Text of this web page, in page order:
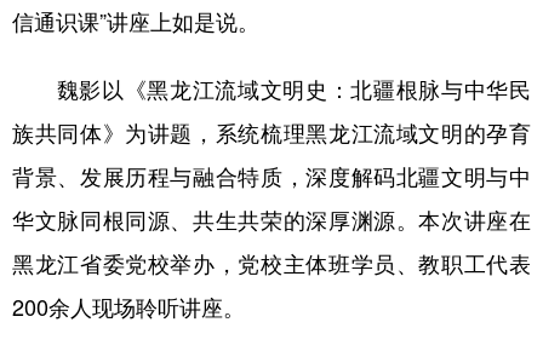
浙江 安徽
山东 河南 湖北 湖南
广东 广西 海南 重庆
四川 贵州 云南 西藏
新疆 内蒙古
信通识课”讲座上如是说。
魏影以《黑龙江流域文明史：北疆根脉与中华民
族共同体》为讲题，系统梳理黑龙江流域文明的孕育
背景、发展历程与融合特质，深度解码北疆文明与中
华文脉同根同源、共生共荣的深厚渊源。本次讲座在
黑龙江省委党校举办，党校主体班学员、教职工代表
200余人现场聆听讲座。